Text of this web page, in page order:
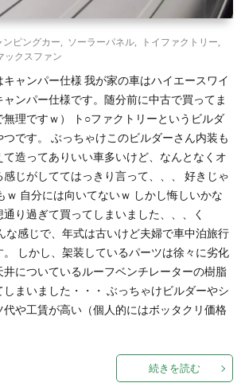
ンピングカー ソーラーパネル トイファクトリー
ックスファン
ャンパー仕様 我が家の車はハイエースワイ
ャンパー仕様です。随分前に中古で買ってま
理ですｗ） ト○ファクトリーというビルダ
です。 ぶっちゃけこのビルダーさん内装も
造ってありいい車多いけど、なんとなくオ
じがしててはっきり言って、、、 好きじゃ
ｗ 自分には向いてないｗ しかし悔しいかな
り過ぎて買ってしまいました、、、く
な感じで、年式は古いけど夫婦で車中泊旅行
しかし、架装しているパーツは徐々に劣化
についているルーフベンチレーターの樹脂
まいました・・・ ぶっちゃけビルダーやシ
代や工賃が高い（個人的にはボッタクリ価格
続きを読む